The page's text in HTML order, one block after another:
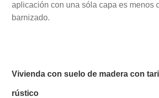
aplicación con una sóla capa es menos
barnizado.
Vivienda con suelo de madera con
rústico